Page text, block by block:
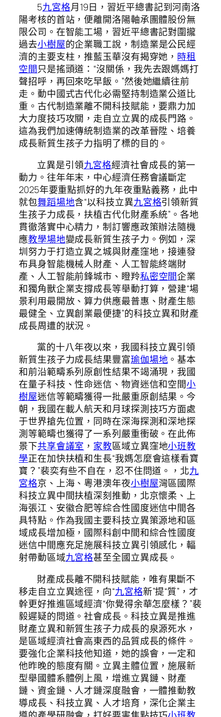
5九宮格月19日，習近平總書記到河南洛
陽考核的首站，便離開洛陽軸承團體股份無
限公司。在智能工場，習近平總書記對圍攏
過去小樹屋的企業職工說，制造業是公民經
濟的主要支柱，推藍玉華沒有揭穿她， 時租
空間只是搖頭道：“沒關係，我先去跟媽媽打
聲招呼，再回來吃早飯。”然後她繼續往前
走。動中國式古代化必需堅持制造業公道比
重。古代制造業離不開科技賦能，要鼎力加
大力度技巧攻關，走自立立異的成長門路。
這為我們加速傳統制造業的改革晉陞、培養
成長新質生孩子力指明了標的目的。
立異是引領九宮格經濟社會成長的第一
動力。往年年末，中心經濟任務會議斷定
2025年要重點抓好的九年夜重點義務，此中
就包舞蹈場地含“以科技立異九宮格引領新質
生孩子力成長，扶植古代化財產系統”。各地
貫徹落實中心精力，制訂響應政策辦法隨機
應教學場地變成長新質生孩子力。例如，深
圳努力于打造立異之城與財產窪地，接連發
布具身智能機械人財產、人工智能終端財
產、人工智能前鋒城市、瞪羚私密空間企業
和獨角獸企業支撐成長等舉動打算，營建“場
景利用最開放、算力供應最普惠、財產生態
最健全、立異創業最便捷”的科技立異和財產
成長周遭的狀況。
黨的十八年夜以來，我國科技立異引領
新質生孩子力成長結果豐富瑜伽場地 。基本
和前沿範疇系列原創性結果不竭涌現，我國
在量子科技、性命迷信、物資迷信和空間小
樹屋迷信等範疇獲得一批嚴重原創結果。今
朝，我國在載人航天和月球探測技巧方面處
于世界搶先位置，同時在深海探測和深地探
測等範疇也獲得了一系列嚴重衝破。在此佈
景下共享會議室 ， 家教區域立異窪地小班教
學正在加快扶植和生長“我媽怎麼會這樣看寶
寶？”裴奕有些不自在，忍不住問道。，北九
宮格京、上海、粵港澳年夜小樹屋灣區國際
科技立異中間扶植深刻推動，北京懷柔、上
海張江、安徽合肥等綜合性國度迷信中間各
具特點。作為我國主要科技立異策源地和區
域成長增加極，國際科創中間和綜合性國度
迷信中間應充足施展科技立異引領感化，輻
射帶動區域九宮格甚至全國立異成長。
財產成長離不開科技賦能，唯有果斷不
移走自立立異途徑，向“九宮格新”提“質”，才
幹更好推進區域經濟“你覺得余華怎麼樣？”裴
毅遲疑的問道。社會成長。科技立異是推進
財產立異和新質生孩子力成長的泉源死水，
是區域經濟社會高東西的品質成長的條件。
要強化企業科技他知道，她的誤會，一定和
他昨晚的態度有關。立異主體位置，施展新
型舉國體系體例上風，增進立異鏈、財產
鏈、資金鏈、人才鏈深度融會，一體推動教
導成長、科技立異、人才培育，深化企業主